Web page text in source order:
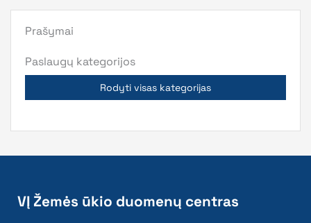
Prašymai
Paslaugų kategorijos
Rodyti visas kategorijas
VĮ Žemės ūkio duomenų centras